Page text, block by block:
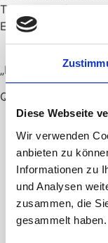
Diese Webseite
Wir verwenden
anbieten zu
Informationen zu
und Analysen
zusammen, die
gesammelt haben.
Tel.: 06545 / 91379-0
Email:
„EINFACH IST AM
QUELLE
IMPRESSUM